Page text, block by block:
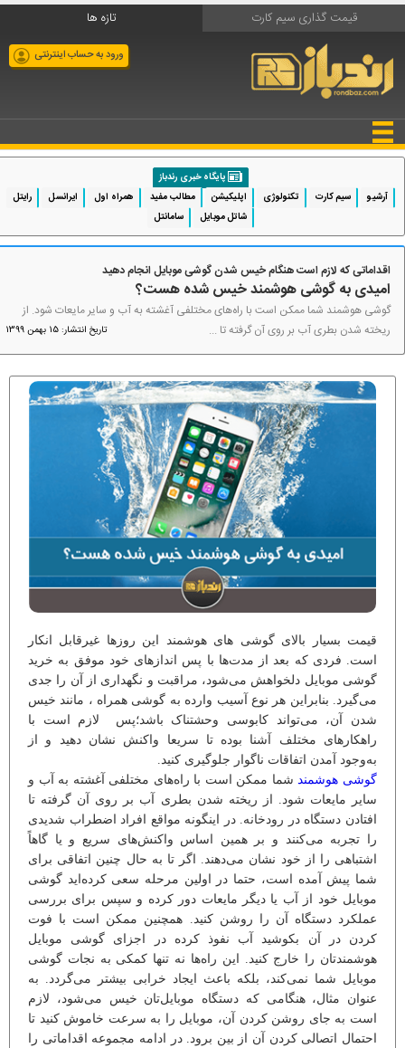
قیمت گذاری سیم کارت تازه ها
ورود به حساب اینترنتی
پایگاه خبری رندباز
آرشیو
سیم کارت تکنولوژی اپلیکیشن مطالب مفید همراه اول ایرانسل
رایتل
شاتل موبایل
سامانتل
اقداماتی که لازم است هنگام خیس شدن گوشی موبایل انجام دهید
امیدی به گوشی هوشمند خیس شده هست؟
گوشی هوشمند شما ممکن است با راه‌های مختلفی آغشته به آب و سایر مایعات شود. از
ریخته شدن بطری آب بر روی آن گرفته تا ...
تاریخ انتشار: 15 بهمن 1399
قیمت بسیار بالای گوشی ‌های هوشمند این روزها غیرقابل انکار
است. فردی که بعد از مدت‌ها با پس اندازهای خود موفق به خرید
گوشی موبایل دلخواهش می‌شود، مراقبت و نگهداری از آن را جدی
می‌گیرد. بنابراین هر نوع آسیب وارده به گوشی همراه ، مانند خیس
شدن آن، می‌تواند کابوسی وحشتناک باشد؛پس لازم است با
راهکارهای مختلف آشنا بوده تا سریعا واکنش نشان دهید و از
به‌وجود آمدن اتفاقات ناگوار جلوگیری کنید.
گوشی هوشمند شما ممکن است با راه‌های مختلفی آغشته به آب و
سایر مایعات شود. از ریخته شدن بطری آب بر روی آن گرفته تا
افتادن دستگاه در رودخانه. در اینگونه مواقع افراد اضطراب شدیدی
را تجربه می‌کنند و بر همین اساس واکنش‌های سریع و یا گاهاً
اشتباهی را از خود نشان می‌دهند. اگر تا به حال چنین اتفاقی برای
شما پیش آمده است، حتما در اولین مرحله سعی کرده‌اید گوشی
موبایل خود از آب یا دیگر مایعات دور کرده و سپس برای بررسی
عملکرد دستگاه آن را روشن کنید. همچنین ممکن است با فوت
کردن در آن بکوشید آب نفوذ کرده در اجزای گوشی موبایل
هوشمندتان را خارج کنید. این راه‌ها نه تنها کمکی به نجات گوشی
موبایل شما نمی‌کند، بلکه باعث ایجاد خرابی بیشتر می‌گردد. به
عنوان مثال، هنگامی که دستگاه موبایل‌تان خیس می‌شود، لازم
است به جای روشن کردن آن، موبایل را به سرعت خاموش کنید تا
احتمال اتصالی کردن آن از بین برود. در ادامه مجموعه اقداماتی را